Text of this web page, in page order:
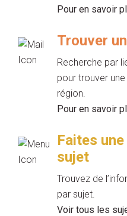
Pour en savoir
Trouver
Recherche par
pour trouver
région.
Pour en savoir
Faites
sujet
Trouvez de
par sujet.
Voir tous les